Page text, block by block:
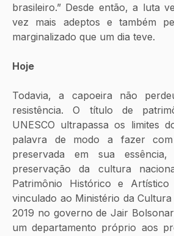
brasileiro.” Desde então, a luta
vez mais adeptos e também
marginalizado que um dia teve.
Hoje
Todavia, a capoeira não
resistência. O título de
UNESCO ultrapassa os limites
palavra de modo a fazer
preservada em sua
preservação da cultura
Patrimônio Histórico e Artístico
vinculado ao Ministério da
2019 no governo de Jair
um departamento próprio aos